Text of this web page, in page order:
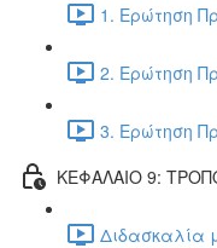
1. Ερώτηση
2. Ερώτηση
3. Ερώτηση
ΚΕΦΑΛΑΙΟ 9:
Διδασκαλία